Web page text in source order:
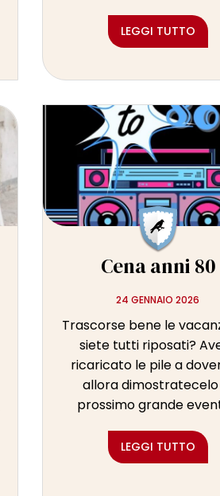
LEGGI TUTTO
Cena anni 80
24 GENNAIO 2026
Trascorse bene le
siete tutti riposati?
ricaricato le pile a
allora
prossimo grande
LEGGI TUTTO